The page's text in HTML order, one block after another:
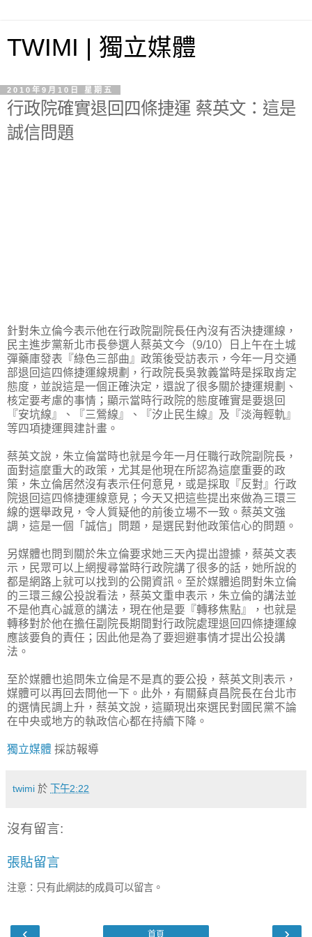
TWIMI | 獨立媒體
2010年9月10日 星期五
行政院確實退回四條捷運 蔡英文：這是
誠信問題
針對朱立倫今表示他在行政院副院長任內沒有否決捷運線，
民主進步黨新北市長參選人蔡英文今（9/10）日上午在土城
彈藥庫發表『綠色三部曲』政策後受訪表示，今年一月交通
部退回這四條捷運線規劃，行政院長吳敦義當時是採取肯定
態度，並說這是一個正確決定，還說了很多關於捷運規劃、
核定要考慮的事情；顯示當時行政院的態度確實是要退回
『安坑線』、『三鶯線』、『汐止民生線』及『淡海輕軌』
等四項捷運興建計畫。
蔡英文說，朱立倫當時也就是今年一月任職行政院副院長，
面對這麼重大的政策，尤其是他現在所認為這麼重要的政
策，朱立倫居然沒有表示任何意見，或是採取『反對』行政
院退回這四條捷運線意見；今天又把這些提出來做為三環三
線的選舉政見，令人質疑他的前後立場不一致。蔡英文強
調，這是一個「誠信」問題，是選民對他政策信心的問題。
另媒體也問到關於朱立倫要求她三天內提出證據，蔡英文表
示，民眾可以上網搜尋當時行政院講了很多的話，她所說的
都是網路上就可以找到的公開資訊。至於媒體追問對朱立倫
的三環三線公投說看法，蔡英文重申表示，朱立倫的講法並
不是他真心誠意的講法，現在他是要『轉移焦點』，也就是
轉移對於他在擔任副院長期間對行政院處理退回四條捷運線
應該要負的責任；因此他是為了要迴避事情才提出公投講
法。
至於媒體也追問朱立倫是不是真的要公投，蔡英文則表示，
媒體可以再回去問他一下。此外，有關蘇貞昌院長在台北市
的選情民調上升，蔡英文說，這顯現出來選民對國民黨不論
在中央或地方的執政信心都在持續下降。
獨立媒體 採訪報導
twimi 於 下午2:22
沒有留言:
張貼留言
注意：只有此網誌的成員可以留言。
首頁